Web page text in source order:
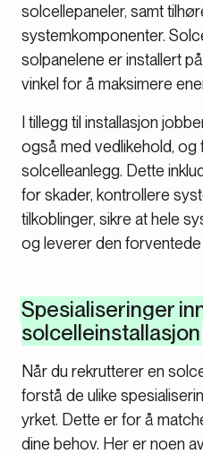
solcellepaneler, samt
systemkomponenter.
solpanelene er installert
vinkel for å maksimere
I tillegg til installasjon
også med vedlikehold, og
solcelleanlegg. Dette
for skader, kontrollere
tilkoblinger, sikre at hele
og leverer den
Spesialiseringer
solcelleinstallasjon
Når du rekrutterer en
forstå de ulike
yrket. Dette er for å
dine behov. Her er noen